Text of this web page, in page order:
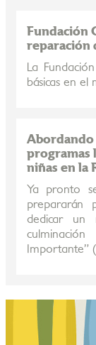
Fundación
reparación
La
básicas en el
Abordando
programas
niñas en la
Ya pronto
prepararán
dedicar un
Importante”